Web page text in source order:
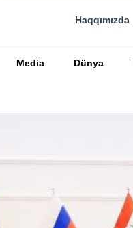
Haqqımızda
Media Dünya